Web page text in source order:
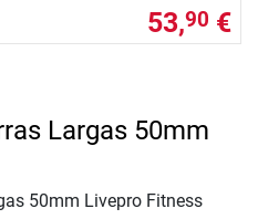
53,90 €
Largas 50mm
50mm Livepro Fitness